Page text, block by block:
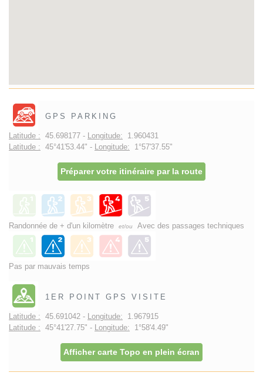
GPS PARKING
Latitude : 45.698177 - Longitude: 1.960431
Latitude : 45°41'53.44" - Longitude: 1°57'37.55"
Préparer votre itinéraire par la route
Randonnée de + d'un kilomètre et/ou Avec des passages techniques
Pas par mauvais temps
1ER POINT GPS VISITE
Latitude : 45.691042 - Longitude: 1.967915
Latitude : 45°41'27.75" - Longitude: 1°58'4.49"
Afficher carte Topo en plein écran